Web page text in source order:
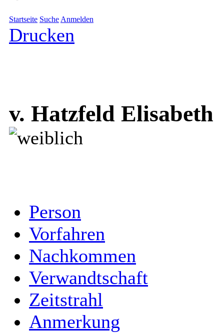
Startseite Suche Anmelden
Drucken
v. Hatzfeld Elisabeth
Person
Vorfahren
Nachkommen
Verwandtschaft
Zeitstrahl
Anmerkung